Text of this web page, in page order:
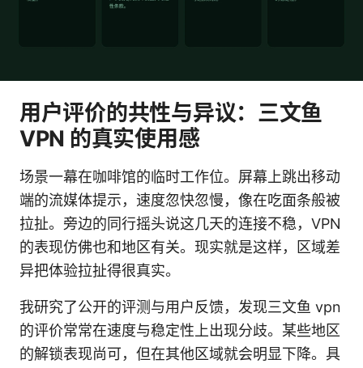
用户评价的共性与异议：三文鱼
VPN 的真实使用感
场景一幕在咖啡馆的临时工作位。屏幕上跳出移动
端的流媒体提示，速度忽快忽慢，像在吃面条般被
拉扯。旁边的同行摇头说这几天的连接不稳，VPN
的表现仿佛也和地区有关。现实就是这样，区域差
异把体验拉扯得很真实。
我研究了公开的评测与用户反馈，发现三文鱼 vpn
的评价常常在速度与稳定性上出现分歧。某些地区
的解锁表现尚可，但在其他区域就会明显下降。具